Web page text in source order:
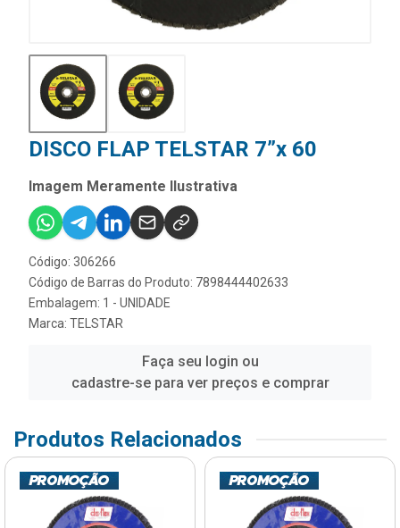
DISCO FLAP TELSTAR 7”x 60
Imagem Meramente Ilustrativa
Código: 306266
Código de Barras do Produto: 7898444402633
Embalagem: 1 - UNIDADE
Marca: TELSTAR
Faça seu login ou
cadastre-se para ver preços e comprar
Produtos Relacionados